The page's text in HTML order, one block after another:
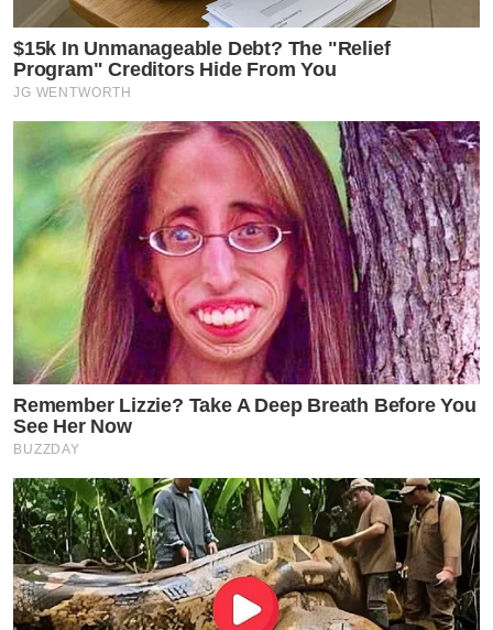
$15k In Unmanageable Debt? The "Relief
Program" Creditors Hide From You
JG WENTWORTH
Remember Lizzie? Take A Deep Breath Before You
See Her Now
BUZZDAY